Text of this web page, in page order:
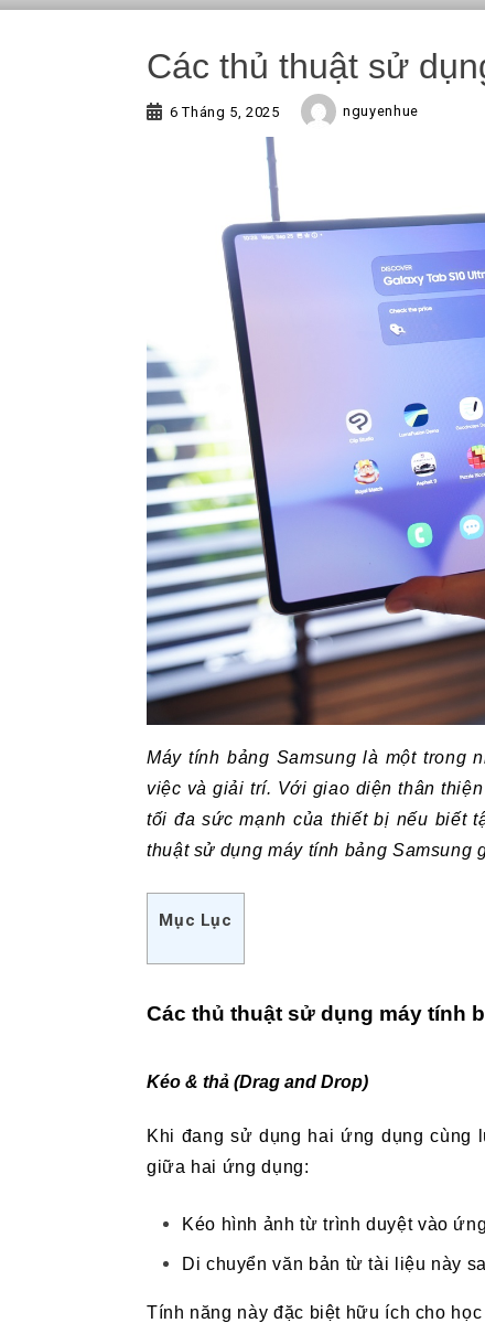
Các thủ thuật sử
6 Tháng 5, 2025 nguyenhue
Máy tính bảng Samsung là một trong
việc và giải trí. Với giao diện thân
tối đa sức mạnh của thiết bị nếu biết
thuật sử dụng máy tính bảng Samsung
Mục Lục
Các thủ thuật sử dụng máy tính
Kéo & thả (Drag and Drop)
Khi đang sử dụng hai ứng dụng cùng
giữa hai ứng dụng:
Kéo hình ảnh từ trình duyệt vào
Di chuyển văn bản từ tài liệu này
Tính năng này đặc biệt hữu ích cho